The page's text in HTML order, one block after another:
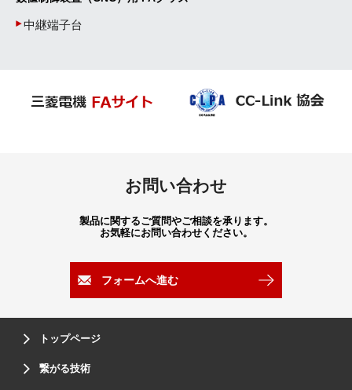
中継端子台
お問い合わせ
製品に関するご質問やご相談を承ります。
お気軽にお問い合わせください。
フォームへ進む
トップページ
繋がる技術